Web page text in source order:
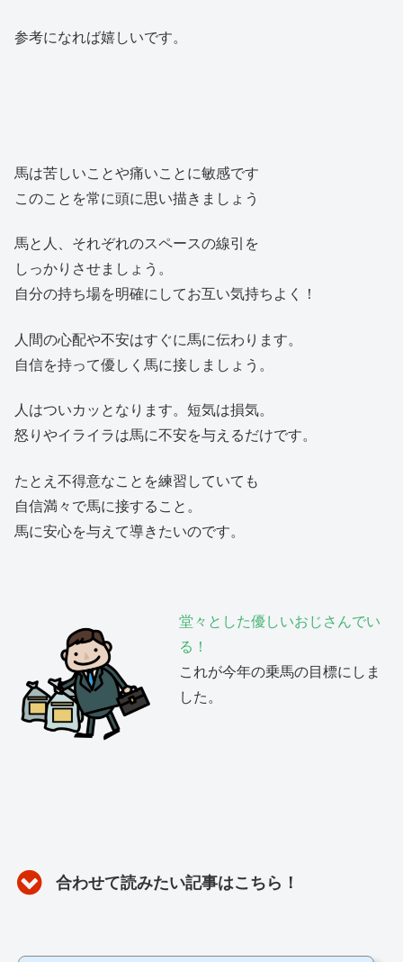
参考になれば嬉しいです。
馬は苦しいことや痛いことに敏感です
このことを常に頭に思い描きましょう
馬と人、それぞれのスペースの線引を
しっかりさせましょう。
自分の持ち場を明確にしてお互い気持ちよく！
人間の心配や不安はすぐに馬に伝わります。
自信を持って優しく馬に接しましょう。
人はついカッとなります。短気は損気。
怒りやイライラは馬に不安を与えるだけです。
たとえ不得意なことを練習していても
自信満々で馬に接すること。
馬に安心を与えて導きたいのです。
堂々とした優しいおじさんでい
る！
これが今年の乗馬の目標にしま
した。
合わせて読みたい記事はこちら！